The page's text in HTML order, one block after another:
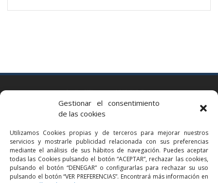
Gestionar el consentimiento
de las cookies
Utilizamos Cookies propias y de terceros para mejorar nuestros
servicios y mostrarle publicidad relacionada con sus preferencias
mediante el análisis de sus hábitos de navegación. Puedes aceptar
todas las Cookies pulsando el botón “ACEPTAR”, rechazar las cookies,
pulsando el botón “DENEGAR” o configurarlas para rechazar su uso
pulsando el botón “VER PREFERENCIAS”. Encontrará más información en
Via Augusta 2 bis, 3º, 08006 Barcelona
bcn@bellavistalegal.eu
GRANOLLERS
C/ Sant Jaume, 16 1r, 08401 Granollers (Bcn)
+34 93 860 39 60